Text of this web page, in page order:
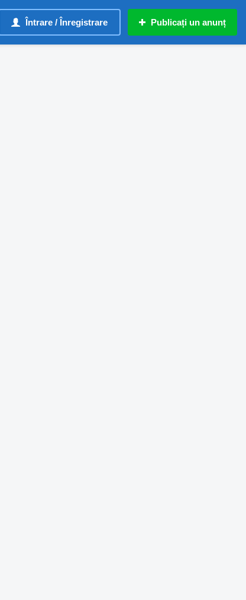
Întrare / Înregistrare Publicați un anunț